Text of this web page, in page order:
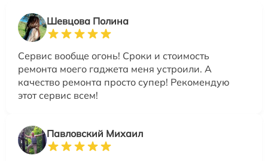
Шевцова Полина
Сервис вообще огонь! Сроки и стоимость
ремонта моего гаджета меня устроили. А
качество ремонта просто супер! Рекомендую
этот сервис всем!
Павловский Михаил